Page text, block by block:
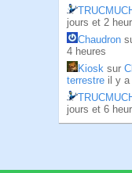
jours et 2
Chaudron
4 heures
Kiosk sur
terrestre il y a
jours et 6